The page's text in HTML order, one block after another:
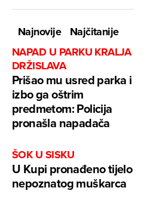
Najnovije
Najčitanije
NAPAD U PARKU KRALJA
DRŽISLAVA
Prišao mu usred parka i
izbo ga oštrim
predmetom: Policija
pronašla napadača
ŠOK U SISKU
U Kupi pronađeno tijelo
nepoznatog muškarca